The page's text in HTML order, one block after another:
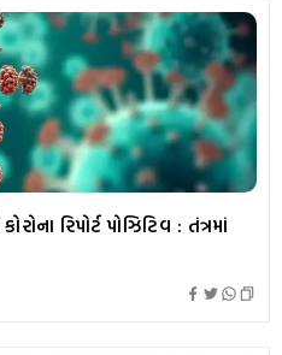
રિપોર્ટ પોઝિટિવ : તંત્રમાં